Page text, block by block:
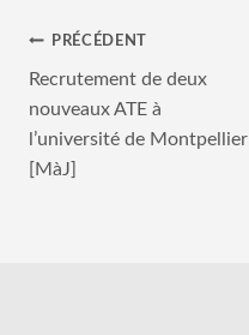
Navigation
de
l’article
PRÉCÉDENT
Recrutement de deux
nouveaux ATE à
l’université de Montpellier
[MàJ]